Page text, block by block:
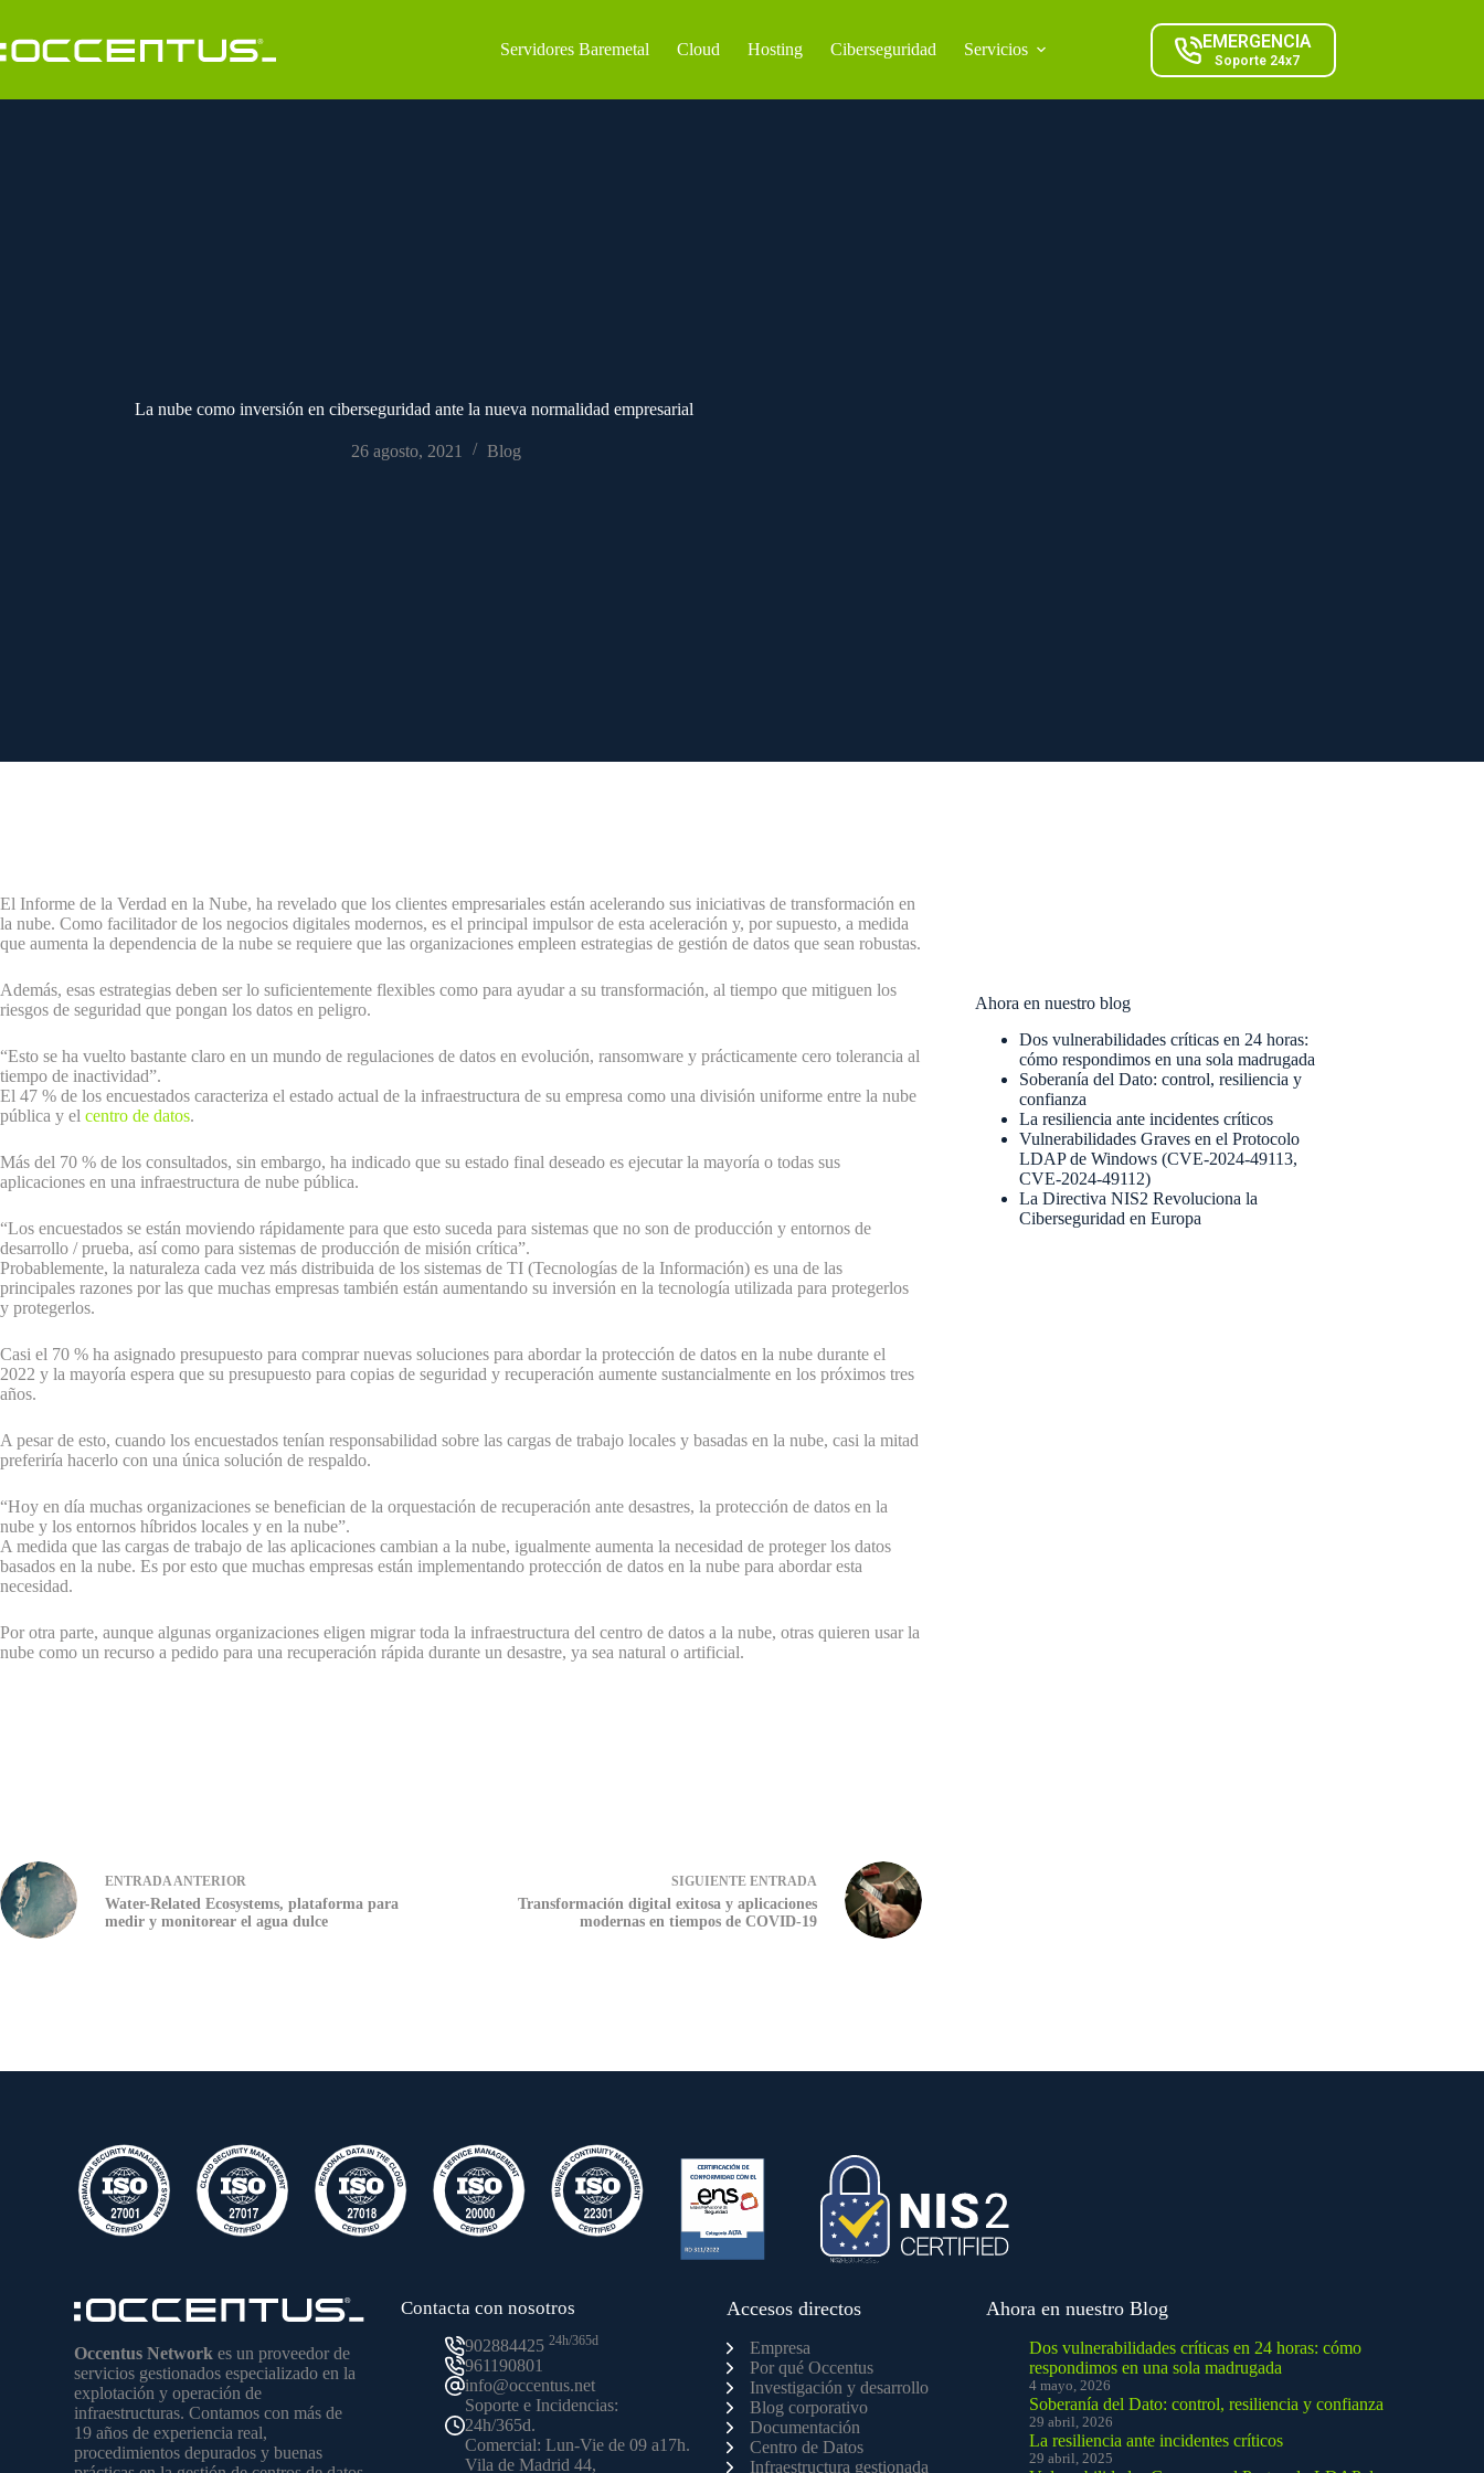
contenido
Servidores Baremetal Cloud Hosting Ciberseguridad Servicios EMERGENCIA
Soporte 24x7
La nube como inversión en ciberseguridad ante la nueva normalidad empresarial
26 agosto, 2021 Blog
El Informe de la Verdad en la Nube, ha revelado que los clientes empresariales están acelerando sus iniciativas de transformación en
la nube. Como facilitador de los negocios digitales modernos, es el principal impulsor de esta aceleración y, por supuesto, a medida
que aumenta la dependencia de la nube se requiere que las organizaciones empleen estrategias de gestión de datos que sean robustas.
Además, esas estrategias deben ser lo suficientemente flexibles como para ayudar a su transformación, al tiempo que mitiguen los
riesgos de seguridad que pongan los datos en peligro.
“Esto se ha vuelto bastante claro en un mundo de regulaciones de datos en evolución, ransomware y prácticamente cero tolerancia al
tiempo de inactividad”.
El 47 % de los encuestados caracteriza el estado actual de la infraestructura de su empresa como una división uniforme entre la nube
pública y el centro de datos.
Más del 70 % de los consultados, sin embargo, ha indicado que su estado final deseado es ejecutar la mayoría o todas sus
aplicaciones en una infraestructura de nube pública.
“Los encuestados se están moviendo rápidamente para que esto suceda para sistemas que no son de producción y entornos de
desarrollo / prueba, así como para sistemas de producción de misión crítica”.
Probablemente, la naturaleza cada vez más distribuida de los sistemas de TI (Tecnologías de la Información) es una de las
principales razones por las que muchas empresas también están aumentando su inversión en la tecnología utilizada para protegerlos
y protegerlos.
Casi el 70 % ha asignado presupuesto para comprar nuevas soluciones para abordar la protección de datos en la nube durante el
2022 y la mayoría espera que su presupuesto para copias de seguridad y recuperación aumente sustancialmente en los próximos tres
años.
A pesar de esto, cuando los encuestados tenían responsabilidad sobre las cargas de trabajo locales y basadas en la nube, casi la mitad
preferiría hacerlo con una única solución de respaldo.
“Hoy en día muchas organizaciones se benefician de la orquestación de recuperación ante desastres, la protección de datos en la
nube y los entornos híbridos locales y en la nube”.
A medida que las cargas de trabajo de las aplicaciones cambian a la nube, igualmente aumenta la necesidad de proteger los datos
basados en la nube. Es por esto que muchas empresas están implementando protección de datos en la nube para abordar esta
necesidad.
Por otra parte, aunque algunas organizaciones eligen migrar toda la infraestructura del centro de datos a la nube, otras quieren usar la
nube como un recurso a pedido para una recuperación rápida durante un desastre, ya sea natural o artificial.
ENTRADA ANTERIOR
Water-Related Ecosystems, plataforma para
medir y monitorear el agua dulce
SIGUIENTE ENTRADA
Transformación digital exitosa y aplicaciones
modernas en tiempos de COVID-19
Ahora en nuestro blog
Dos vulnerabilidades críticas en 24 horas:
cómo respondimos en una sola madrugada
Soberanía del Dato: control, resiliencia y
confianza
La resiliencia ante incidentes críticos
Vulnerabilidades Graves en el Protocolo
LDAP de Windows (CVE-2024-49113,
CVE-2024-49112)
La Directiva NIS2 Revoluciona la
Ciberseguridad en Europa
Occentus Network es un proveedor de
servicios gestionados especializado en la
explotación y operación de
infraestructuras. Contamos con más de
19 años de experiencia real,
procedimientos depurados y buenas
Contacta con nosotros
902884425 24h/365d
961190801
info@occentus.net
Soporte e Incidencias:
24h/365d.
Comercial: Lun-Vie de 09 a17h.
Vila de Madrid 44,
Accesos directos
Empresa
Por qué Occentus
Investigación y desarrollo
Blog corporativo
Documentación
Centro de Datos
Infraestructura gestionada
Ahora en nuestro Blog
Dos vulnerabilidades críticas en 24 horas: cómo
respondimos en una sola madrugada
4 mayo, 2026
Soberanía del Dato: control, resiliencia y confianza
29 abril, 2026
La resiliencia ante incidentes críticos
29 abril, 2025